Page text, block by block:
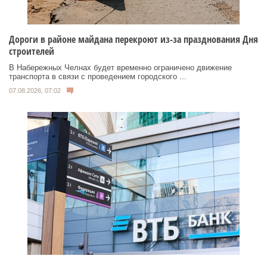
Дороги в районе майдана перекроют из-за празднования Дня
строителей
В Набережных Челнах будет временно ограничено движение
транспорта в связи с проведением городского ...
07.08.2026, 07:02